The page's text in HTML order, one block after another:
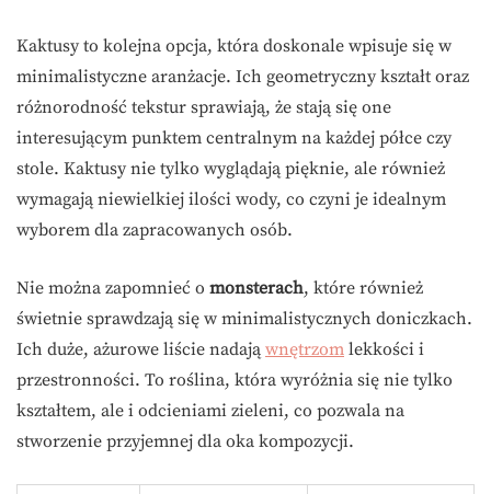
Kaktusy to kolejna opcja, która doskonale wpisuje się w
minimalistyczne aranżacje. Ich geometryczny kształt oraz
różnorodność tekstur sprawiają, że stają się one
interesującym punktem centralnym na każdej półce czy
stole. Kaktusy nie tylko wyglądają pięknie, ale również
wymagają niewielkiej ilości wody, co czyni je idealnym
wyborem dla zapracowanych osób.
Nie można zapomnieć o monsterach, które również
świetnie sprawdzają się w minimalistycznych doniczkach.
Ich duże, ażurowe liście nadają wnętrzom lekkości i
przestronności. To roślina, która wyróżnia się nie tylko
kształtem, ale i odcieniami zieleni, co pozwala na
stworzenie przyjemnej dla oka kompozycji.